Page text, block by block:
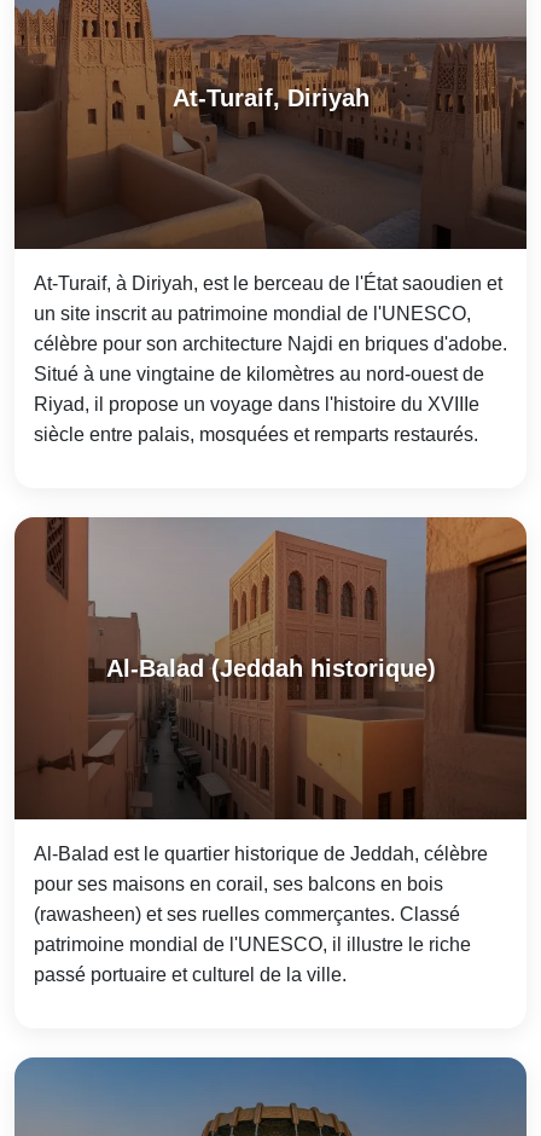
At-Turaif, Diriyah
At-Turaif, à Diriyah, est le berceau de l'État saoudien et
un site inscrit au patrimoine mondial de l'UNESCO,
célèbre pour son architecture Najdi en briques d'adobe.
Situé à une vingtaine de kilomètres au nord-ouest de
Riyad, il propose un voyage dans l'histoire du XVIIIe
siècle entre palais, mosquées et remparts restaurés.
Al-Balad (Jeddah historique)
Al-Balad est le quartier historique de Jeddah, célèbre
pour ses maisons en corail, ses balcons en bois
(rawasheen) et ses ruelles commerçantes. Classé
patrimoine mondial de l'UNESCO, il illustre le riche
passé portuaire et culturel de la ville.